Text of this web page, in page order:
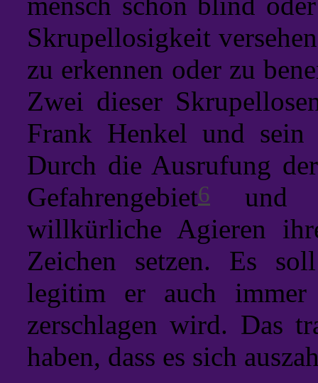
Skrupellosigkeit
zu erkennen oder zu
Zwei dieser
Frank Henkel und sein
Durch die Ausrufung
Gefahrengebiet6
und
willkürliche Agieren
Zeichen setzen. Es
legitim er auch
zerschlagen wird. Das
haben, dass es sich